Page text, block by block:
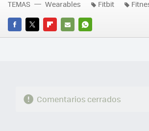
FACEBOOK
TWITTERFLIPBOARD
E-
WHATSAPP
TEMAS Wearables Fitbit
Comentarios cerrados